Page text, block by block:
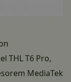
THL T6 Pro,
MediaTek